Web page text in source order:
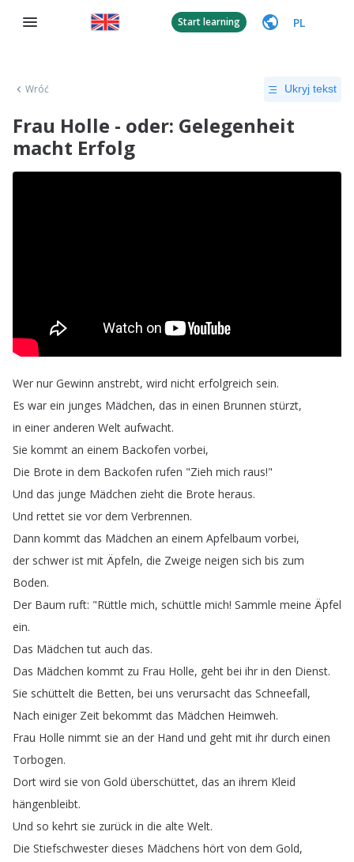
Start learning PL
Wróć Ukryj tekst
Frau Holle - oder: Gelegenheit
macht Erfolg
Wer nur Gewinn anstrebt, wird nicht erfolgreich sein.
Es war ein junges Mädchen, das in einen Brunnen stürzt,
in einer anderen Welt aufwacht.
Sie kommt an einem Backofen vorbei,
Die Brote in dem Backofen rufen "Zieh mich raus!"
Und das junge Mädchen zieht die Brote heraus.
Und rettet sie vor dem Verbrennen.
Dann kommt das Mädchen an einem Apfelbaum vorbei,
der schwer ist mit Äpfeln, die Zweige neigen sich bis zum
Boden.
Der Baum ruft: "Rüttle mich, schüttle mich! Sammle meine Äpfel
ein.
Das Mädchen tut auch das.
Das Mädchen kommt zu Frau Holle, geht bei ihr in den Dienst.
Sie schüttelt die Betten, bei uns verursacht das Schneefall,
Nach einiger Zeit bekommt das Mädchen Heimweh.
Frau Holle nimmt sie an der Hand und geht mit ihr durch einen
Torbogen.
Dort wird sie von Gold überschüttet, das an ihrem Kleid
hängenbleibt.
Und so kehrt sie zurück in die alte Welt.
Die Stiefschwester dieses Mädchens hört von dem Gold,